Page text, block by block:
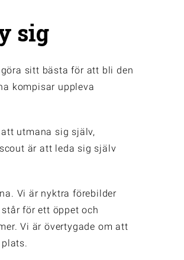
sig
sitt bästa för att bli den
kompisar uppleva
utmana sig själv,
är att leda sig själv
Vi är nyktra förebilder
för ett öppet och
Vi är övertygade om att